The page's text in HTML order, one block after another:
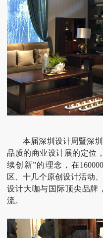
本届深圳设计周暨深
品质的商业设计展的定位
续创新”的理念，在
区、十几个原创设计活动
设计大咖与国际顶尖品牌
流。